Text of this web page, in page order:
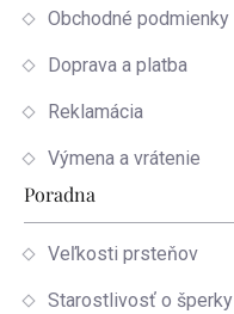
Obchodné podmienky
Doprava a platba
Reklamácia
Výmena a vrátenie
Poradna
Veľkosti prsteňov
Starostlivosť o šperky